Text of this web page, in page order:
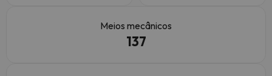
Meios mecânicos
137